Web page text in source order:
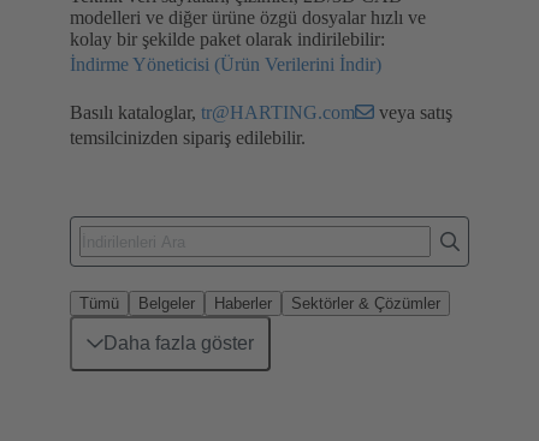
modelleri ve diğer ürüne özgü dosyalar hızlı ve
kolay bir şekilde paket olarak indirilebilir:
İndirme Yöneticisi (Ürün Verilerini İndir)
Basılı kataloglar, tr@HARTING.com
veya satış
temsilcinizden sipariş edilebilir.
Tümü Belgeler Haberler Sektörler & Çözümler
Daha fazla göster